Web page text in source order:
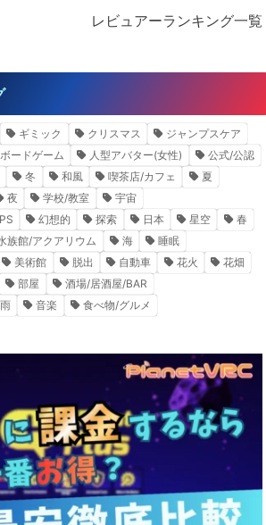
レビュアーランキング一覧
ギミック クリスマス
ジャンプスケア
ボードゲーム 人型アバター(女性)
公式/公認
冬 和風 喫茶店/カフェ
夏
夜 学校/教室
宇宙
幻想的 探索 日本 星空
春
族館/アクアリウム 海
睡眠
美術館 脱出 自動車 花火
花畑
部屋
酒場/居酒屋/BAR
雨 音楽 食べ物/グルメ